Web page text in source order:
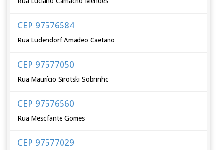
CEP 97576584
Rua Ludendorf Amadeo Caetano
CEP 97577050
Rua Maurício Sirotski Sobrinho
CEP 97576560
Rua Mesofante Gomes
CEP 97577029